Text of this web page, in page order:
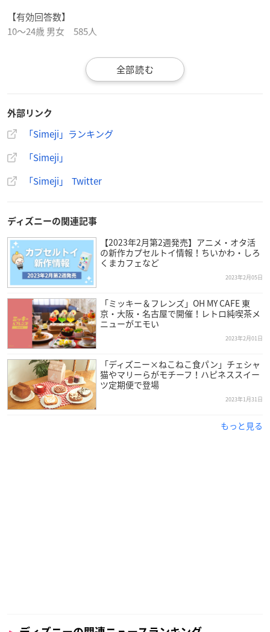
【有効回答数】
10～24歳 男女 585人
Simejiランキングとは
し、たくさんの人に広めたい思いから始まったSimejiランキン
グ。
Simejiアプリ上でアンケートを実施し、その調査結果をランキ
ング化しました。
meji」について
Z世代に大人気！5,500万ダウンロード数（※）を誇るキーボー
ドアプリ。キーボードのきせかえやエフェクト機能に加え、20
万語以上の顔文字、連発コメのようなユニークな機能を備えた
Simejiが表現豊かなコミュニケーションをお手伝いします。
※2022年12月時点、当社調べ（Android版とiOS版の合算）
外部リンク
「Simeji」ランキング
「Simeji」
「Simeji」 Twitter
ディズニーの関連記事
【2023年2月第2週発売】アニメ・オタ活
の新作カプセルトイ情報！ちいかわ・しろ
くまカフェなど
2023年2月05日
「ミッキー＆フレンズ」OH MY CAFE 東
京・大阪・名古屋で開催！レトロ純喫茶メ
ニューがエモい
2023年2月01日
「ディズニー×ねこねこ食パン」チェシャ
猫やマリーらがモチーフ！ハピネススイー
ツ定期便で登場
2023年1月31日
もっと見る